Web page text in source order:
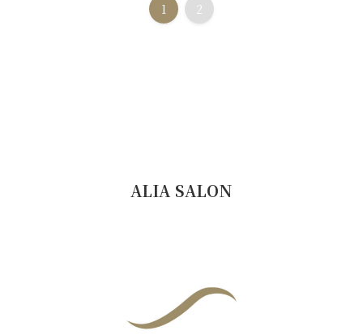
1 2
ALIA SALON